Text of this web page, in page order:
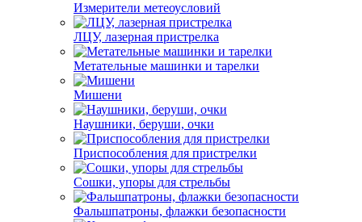
Измерители метеоусловий
ЛЦУ, лазерная пристрелка
Метательные машинки и тарелки
Мишени
Наушники, беруши, очки
Приспособления для пристрелки
Сошки, упоры для стрельбы
Фальшпатроны, флажки безопасности